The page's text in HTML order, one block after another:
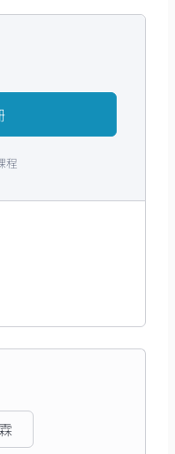
評估，確保訓練成效與
業永續發展！
域發跡，以企業經營領
推動與成果收斂，將
例與實作練習加深學
及人才發展策略規劃
程